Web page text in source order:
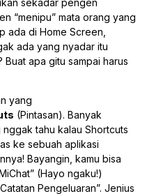
“menipu” mata orang yang
ada di Home Screen,
ada yang nyadar itu
apa gitu sampai harus
yang
(Pintasan). Banyak
nggak tahu kalau Shortcuts
ke sebuah aplikasi
Bayangin, kamu bisa
(Hayo ngaku!)
Pengeluaran”. Jenius